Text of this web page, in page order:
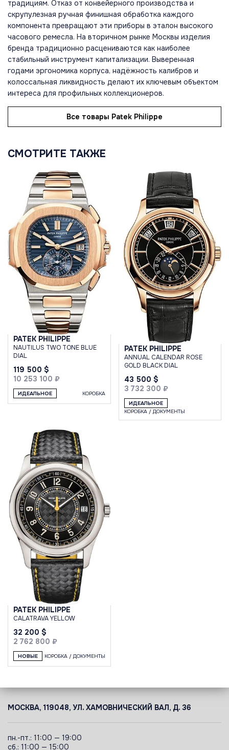
традициям. Отказ от конвейерного производства и
скрупулезная ручная финишная обработка каждого
компонента превращают эти приборы в эталон высокого
часового ремесла. На вторичном рынке Москвы изделия
бренда традиционно расцениваются как наиболее
стабильный инструмент капитализации. Выверенная
годами эргономика корпуса, надёжность калибров и
колоссальная ликвидность делают их ключевым объектом
интереса для профильных коллекционеров.
Все товары Patek Philippe
СМОТРИТЕ ТАКЖЕ
PATEK PHILIPPE
NAUTILUS TWO TONE BLUE
DIAL
119 500 $
10 253 100 ₽
ИДЕАЛЬНОЕ КОРОБКА
PATEK PHILIPPE
ANNUAL CALENDAR ROSE
GOLD BLACK DIAL
43 500 $
3 732 300 ₽
ИДЕАЛЬНОЕ
КОРОБКА / ДОКУМЕНТЫ
PATEK PHILIPPE
CALATRAVA YELLOW
32 200 $
2 762 800 ₽
НОВЫЕ КОРОБКА / ДОКУМЕНТЫ
МОСКВА, 119048, УЛ. ХАМОВНИЧЕСКИЙ ВАЛ, Д. 36
пн.-пт.: 11:00 — 19:00
сб.: 11:00 — 15:00